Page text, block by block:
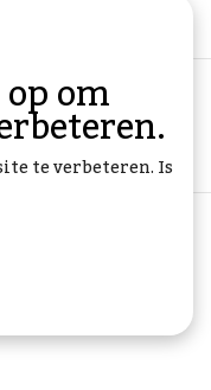
| Realisatie
om
te verbeteren. Is